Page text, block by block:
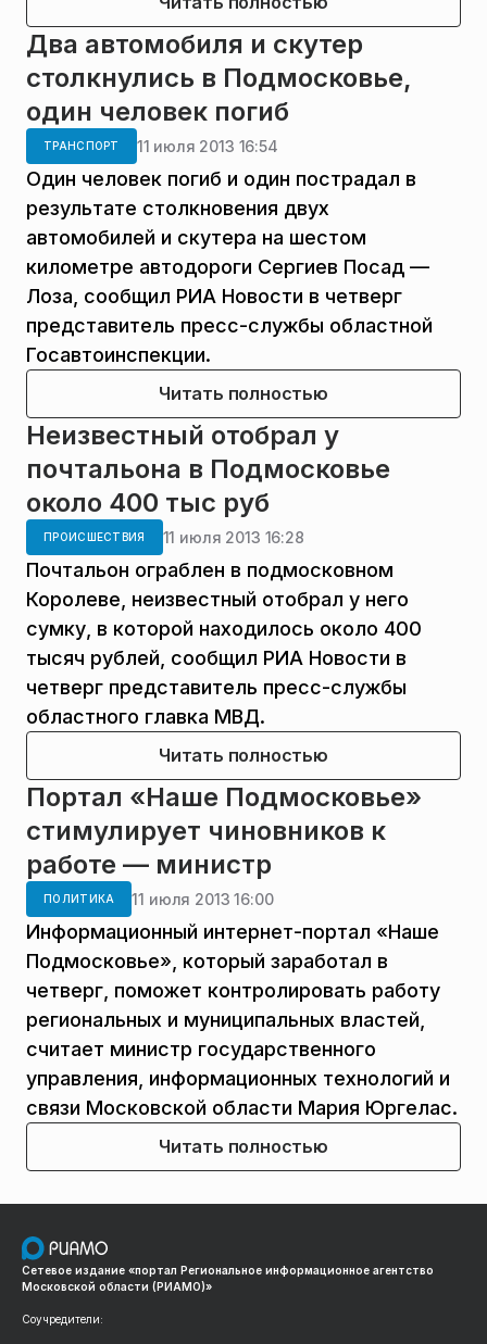
Два автомобиля и скутер
столкнулись в Подмосковье,
один человек погиб
ТРАНСПОРТ 11 июля 2013 16:54
Один человек погиб и один пострадал в
результате столкновения двух
автомобилей и скутера на шестом
километре автодороги Сергиев Посад —
Лоза, сообщил РИА Новости в четверг
представитель пресс-службы областной
Госавтоинспекции.
Читать полностью
Неизвестный отобрал у
почтальона в Подмосковье
около 400 тыс руб
ПРОИСШЕСТВИЯ 11 июля 2013 16:28
Почтальон ограблен в подмосковном
Королеве, неизвестный отобрал у него
сумку, в которой находилось около 400
тысяч рублей, сообщил РИА Новости в
четверг представитель пресс-службы
областного главка МВД.
Читать полностью
Портал «Наше Подмосковье»
стимулирует чиновников к
работе — министр
ПОЛИТИКА 11 июля 2013 16:00
Информационный интернет-портал «Наше
Подмосковье», который заработал в
четверг, поможет контролировать работу
региональных и муниципальных властей,
считает министр государственного
управления, информационных технологий и
связи Московской области Мария Юргелас.
Читать полностью
Сетевое издание «портал Региональное информационное агентство
Московской области (РИАМО)»
Соучредители: